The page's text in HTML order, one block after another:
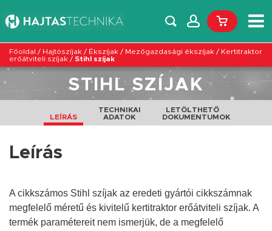
Főoldal / Hajtószíjak / Ékszíjak / Mezőgazdasági ékszíjak / Kertitraktor
erőátviteli szíjak / Stihl szíjak
STIHL SZÍJAK
LEÍRÁS
TECHNIKAI
ADATOK
LETÖLTHETŐ
DOKUMENTUMOK
Leírás
A cikkszámos Stihl szíjak az eredeti gyártói cikkszámnak
megfelelő méretű és kivitelű kertitraktor erőátviteli szíjak. A
termék paramétereit nem ismerjük, de a megfelelő